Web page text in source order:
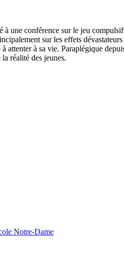
une conférence sur le jeu
sur les effets
à sa vie. Paraplégique
réalité des jeunes.
Notre-Dame